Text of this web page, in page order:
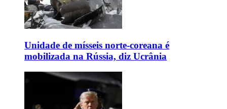
Unidade de mísseis norte-coreana é
mobilizada na Rússia, diz Ucrânia